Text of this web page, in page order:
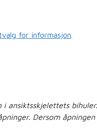
for informasjon
ansiktsskjelettets
Dersom